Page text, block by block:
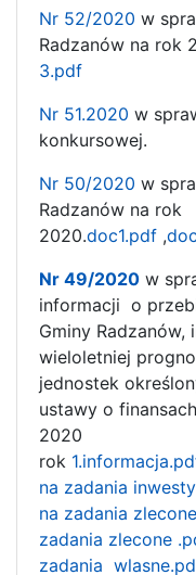
Nr 52/2020 w
Radzanów na rok
3.pdf
Nr 51.2020 w
konkursowej.
Nr 50/2020 w
Radzanów na rok
2020.doc1.pdf ,
Nr 49/2020 w
informacji o
Gminy Radzanów,
wieloletniej
jednostek
ustawy o
2020
rok
na zadania
na zadania
zadania zlecone
zadania